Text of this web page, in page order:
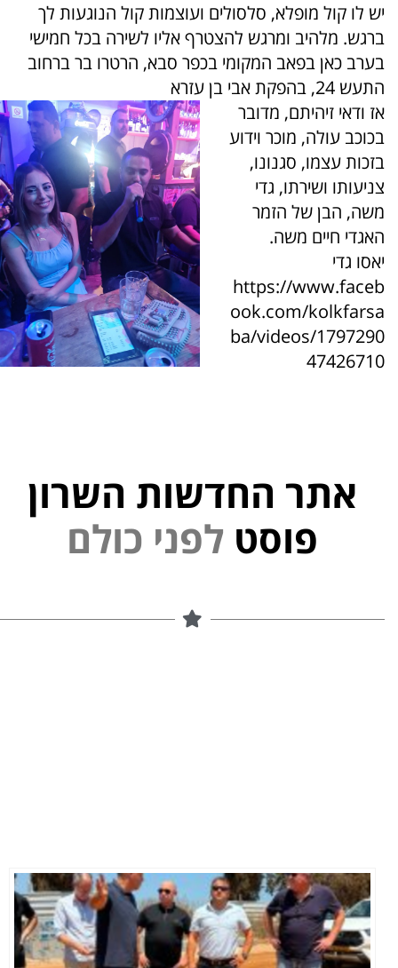
יש לו קול מופלא, סלסולים ועוצמות קול הנוגעות לך
ברגש. מלהיב ומרגש להצטרף אליו לשירה בכל חמישי
בערב כאן בפאב המקומי בכפר סבא, הרטרו בר ברחוב
התעש 24, בהפקת אבי בן עזרא
אז ודאי זיהיתם, מדובר
בכוכב עולה, מוכר וידוע
בזכות עצמו, סגנונו,
צניעותו ושירתו, גדי
משה, הבן של הזמר
האגדי חיים משה.
יאסו גדי
https://www.faceb
ook.com/kolkfarsa
ba/videos/1797290
47426710
אתר החדשות השרון
פוסט